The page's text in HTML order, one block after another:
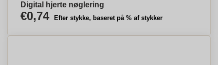
Digital hjerte nøglering
€0,74 Efter stykke, baseret på % af stykker